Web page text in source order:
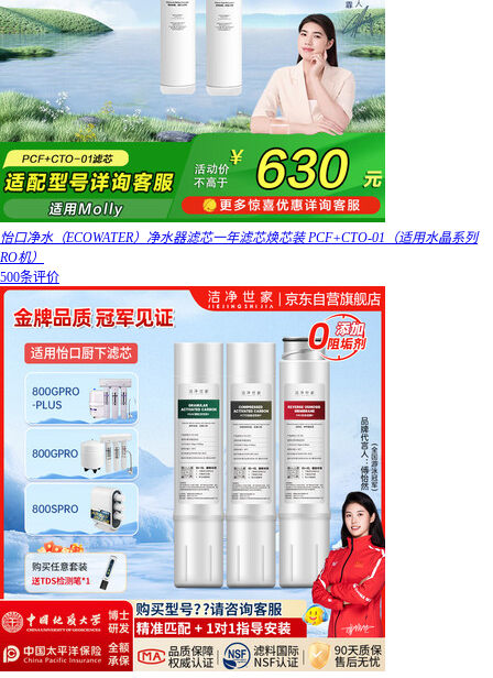
怡口净水（ECOWATER）净水器滤芯一年滤芯焕芯装 PCF+CTO-01（适用水晶系列
RO机）
500条评价